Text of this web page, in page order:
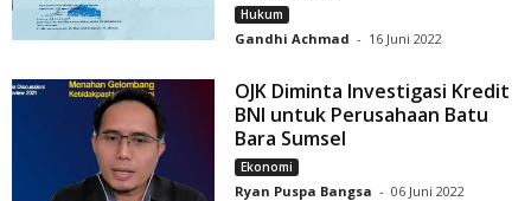
Hukum
Gandhi Achmad - 16 Juni 2022
OJK Diminta Investigasi Kredit
BNI untuk Perusahaan Batu
Bara Sumsel
Ekonomi
Ryan Puspa Bangsa - 06 Juni 2022